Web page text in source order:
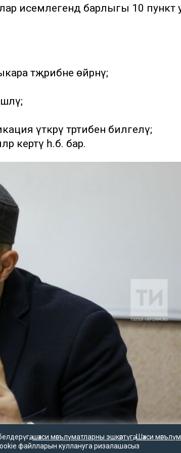
исемлегендә барлыгы 10 пункт
тәҗрибәне өйрәнү;
үткәрү тәртибен билгеләү;
кертү һ.б. бар.
шәхси мәгълүматларны эшкәртүгә,Шәхси
файлларын куллануга ризалашасыз